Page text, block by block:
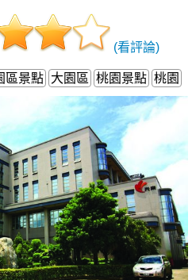
(看評論)
區景點 大園區 桃園景點 桃園